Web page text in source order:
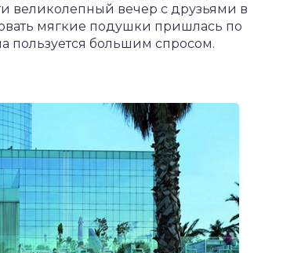
великолепный вечер с друзьями в
мягкие подушки пришлась по
пользуется большим спросом.